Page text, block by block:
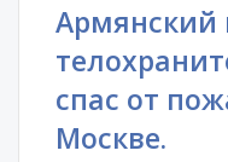
Армянский
спас от
Москве.